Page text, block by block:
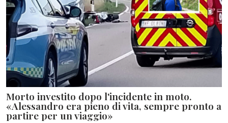
Morto investito dopo l'incidente in moto.
«Alessandro era pieno di vita, sempre pronto a
partire per un viaggio»